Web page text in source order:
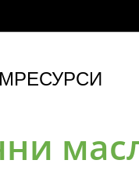
РЕСУРСИ